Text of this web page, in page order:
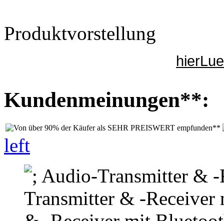
Produktvorstellung
Kundenmeinungen**:
left